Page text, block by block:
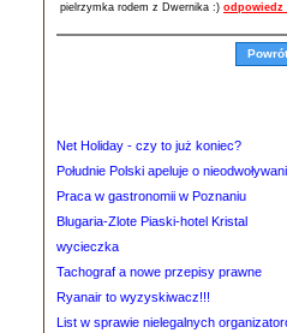
pielrzymka rodem z Dwernika :) odpowiedz
Net Holiday - czy to już koniec?
Południe Polski apeluje o
Praca w gastronomii w Poznaniu
Blugaria-Zlote Piaski-hotel Kristal
wycieczka
Tachograf a nowe przepisy prawne
Ryanair to wyzyskiwacz!!!
List w sprawie nielegalnych